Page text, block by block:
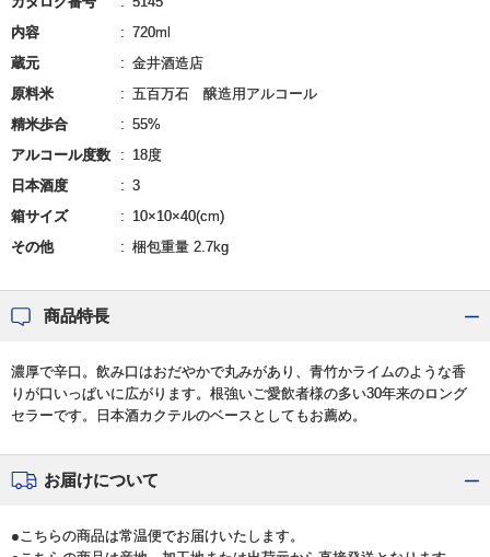
内容
720ml
蔵元
金井酒造店
原料米
五百万石 醸造用アルコール
精米歩合
55%
アルコール度数
18度
日本酒度
3
箱サイズ
10×10×40(cm)
その他
梱包重量 2.7kg
商品特長
濃厚で辛口。飲み口はおだやかで丸みがあり、青竹かライムのような香
りが口いっぱいに広がります。根強いご愛飲者様の多い30年来のロング
セラーです。日本酒カクテルのベースとしてもお薦め。
お届けについて
●こちらの商品は常温便でお届けいたします。